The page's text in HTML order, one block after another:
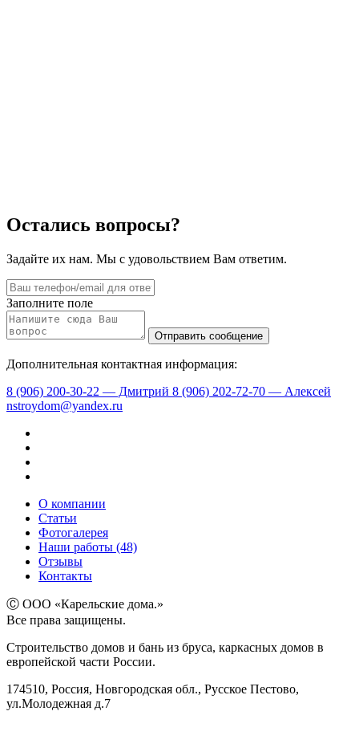
Остались вопросы?
Задайте их нам. Мы с удовольствием Вам ответим.
Заполните поле
Дополнительная контактная информация:
8 (906) 200-30-22 — Дмитрий 8 (906) 202-72-70 — Алексей
nstroydom@yandex.ru
О компании
Статьи
Фотогалерея
Наши работы (48)
Отзывы
Контакты
Ⓒ ООО «Карельские дома.»
Все права защищены.
Строительство домов и бань из бруса, каркасных домов в
европейской части России.
174510, Россия, Новгородская обл., Русское Пестово,
ул.Молодежная д.7